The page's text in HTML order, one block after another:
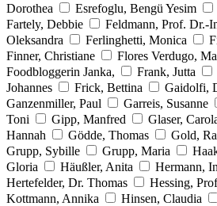
Dorothea
Esrefoglu, Bengü Yesim
Fartely, Debbie
Feldmann, Prof. Dr.-
Oleksandra
Ferlinghetti, Monica
Finner, Christiane
Flores Verdugo,
Foodbloggerin Janka,
Frank, Jutta
Johannes
Frick, Bettina
Gaidolfi,
Ganzenmiller, Paul
Garreis, Susanne
Toni
Gipp, Manfred Glaser,
Hannah
Gödde, Thomas Gold,
Grupp, Sybille
Grupp, Maria
Gloria
Häußler, Anita Hermann,
Hertefelder, Dr. Thomas
Hessing,
Kottmann, Annika
Hinsen, Claudia